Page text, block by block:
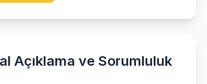
Açıklama ve Sorumluluk